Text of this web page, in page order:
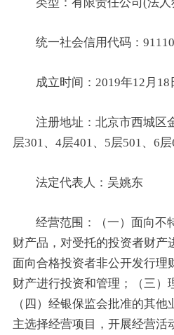
统一社会信用代码：
成立时间：2019年12月18
注册地址：北京市西城区
层301、4层401、5层501、6层
法定代表人：吴姚东
经营范围：（一）面向不
财产品，对受托的投资者财产
面向合格投资者非公开发行理
财产进行投资和管理；（三）
（四）经银保监会批准的其
主选择经营项目，开展经营活